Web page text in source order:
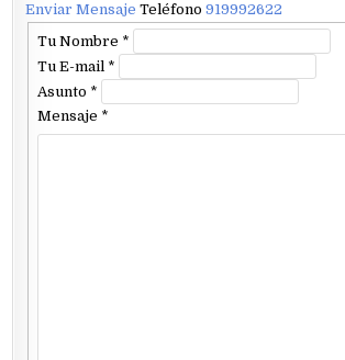
Enviar MensajeTeléfono919992622
Tu Nombre *
Tu E-mail *
Asunto *
Mensaje *